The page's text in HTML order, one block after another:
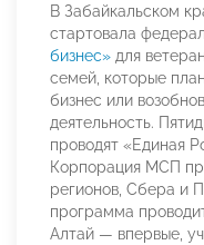
В Забайкальском
стартовала
бизнес» для
семей, которые
бизнес или
деятельность.
проводят «Единая
Корпорация МСП
регионов, Сбера и
программа
Алтай — впервые,